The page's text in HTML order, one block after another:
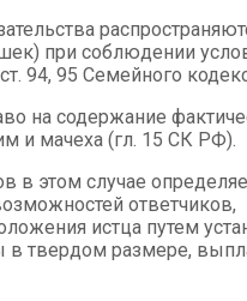
при соблюдении
94, 95 Семейного
на содержание
и мачеха (гл. 15 СК РФ).
в этом случае
ответчиков,
истца путем
твердом размере,